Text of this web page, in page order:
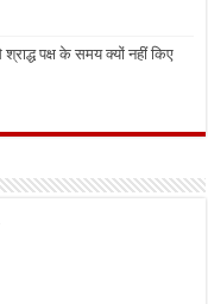
पक्ष के समय क्यों नहीं किए